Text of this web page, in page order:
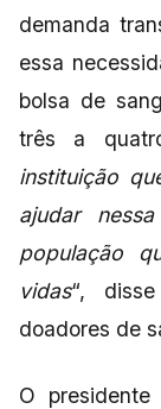
demanda
essa
bolsa de
três a
instituição
ajudar
população
vidas“,
doadores de
O